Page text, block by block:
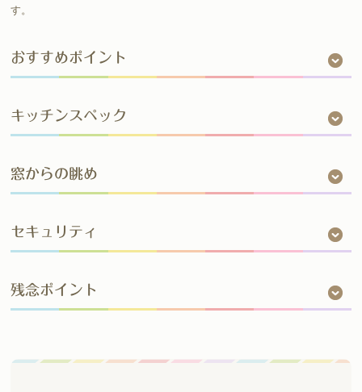
す。
おすすめポイント
キッチンスペック
窓からの眺め
セキュリティ
残念ポイント